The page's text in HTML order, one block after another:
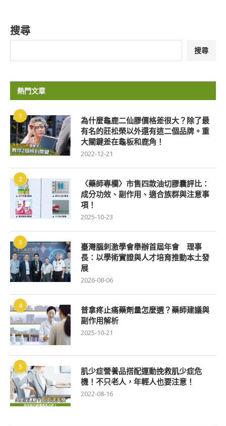
搜尋
搜尋
熱門文章
1
為什麼龜鹿二仙膠價格差很大？除了最
有名的莊松榮以外還有這二個品牌。重
大關鍵差在龜板和鹿角！
2022-12-21
2
〈藥師專欄〉市售四款油切膠囊評比：
成分功效、副作用、適合族群與注意事
項！
2025-10-23
3
臺灣腦刺激學會舉辦首屆年會 理事
長：以學術實證與人才培育推動本土發
展
2026-08-06
4
普拿疼止痛藥劑量怎麼選？藥師建議與
副作用解析
2025-10-21
5
肌少症營養品搭配運動挽救肌少症危
機！不只老人，年輕人也要注意！
2022-08-16